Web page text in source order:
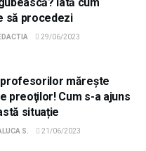
să procedezi
29/06/2023
măreşte
preoţilor! Cum s-a ajuns
situație
S. 21/06/2023